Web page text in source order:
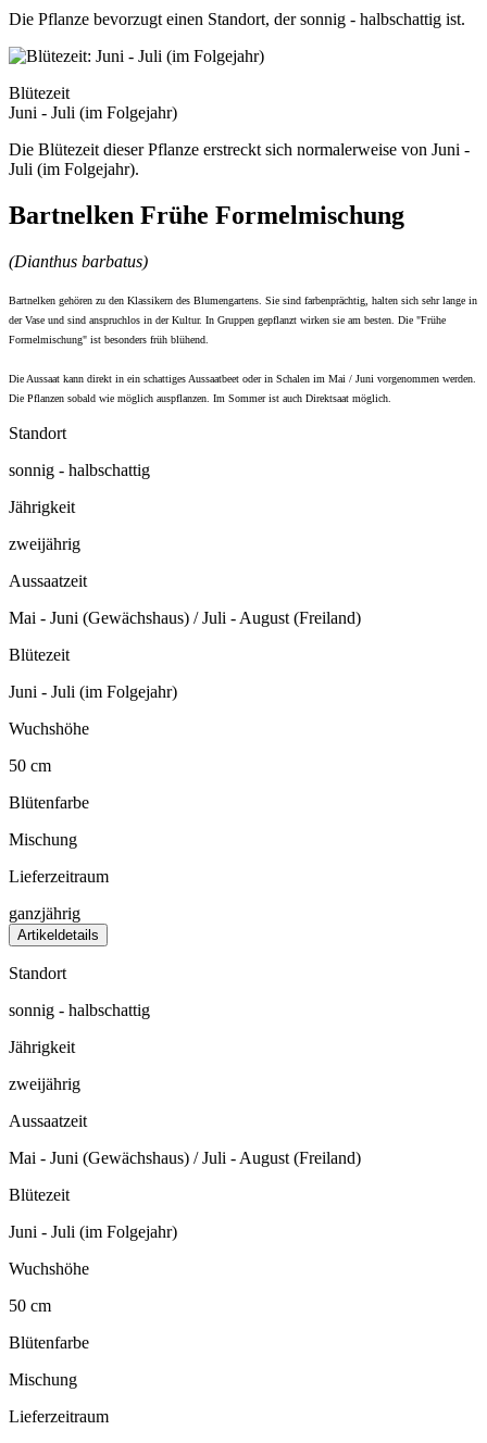
Die Pflanze bevorzugt einen Standort, der sonnig - halbschattig ist.
Blütezeit
Juni - Juli (im Folgejahr)
Die Blütezeit dieser Pflanze erstreckt sich normalerweise von Juni -
Juli (im Folgejahr).
Bartnelken Frühe Formelmischung
(Dianthus barbatus)
Bartnelken gehören zu den Klassikern des Blumengartens. Sie sind farbenprächtig, halten sich sehr lange in
der Vase und sind anspruchlos in der Kultur. In Gruppen gepflanzt wirken sie am besten. Die "Frühe
Formelmischung" ist besonders früh blühend.
Die Aussaat kann direkt in ein schattiges Aussaatbeet oder in Schalen im Mai / Juni vorgenommen werden.
Die Pflanzen sobald wie möglich auspflanzen. Im Sommer ist auch Direktsaat möglich.
Standort
sonnig - halbschattig
Jährigkeit
zweijährig
Aussaatzeit
Mai - Juni (Gewächshaus) / Juli - August (Freiland)
Blütezeit
Juni - Juli (im Folgejahr)
Wuchshöhe
50 cm
Blütenfarbe
Mischung
Lieferzeitraum
ganzjährig
Artikeldetails
Standort
sonnig - halbschattig
Jährigkeit
zweijährig
Aussaatzeit
Mai - Juni (Gewächshaus) / Juli - August (Freiland)
Blütezeit
Juni - Juli (im Folgejahr)
Wuchshöhe
50 cm
Blütenfarbe
Mischung
Lieferzeitraum